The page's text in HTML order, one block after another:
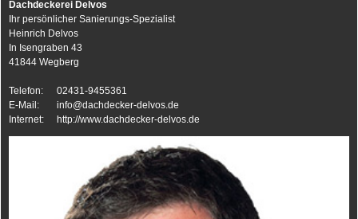
Dachdeckerei Delvos
Ihr persönlicher Sanierungs-Spezialist
Heinrich Delvos
In Isengraben 43
41844 Wegberg
Telefon:
02431-9455361
E-Mail:
info@dachdecker-delvos.de
Internet:
http://www.dachdecker-delvos.de